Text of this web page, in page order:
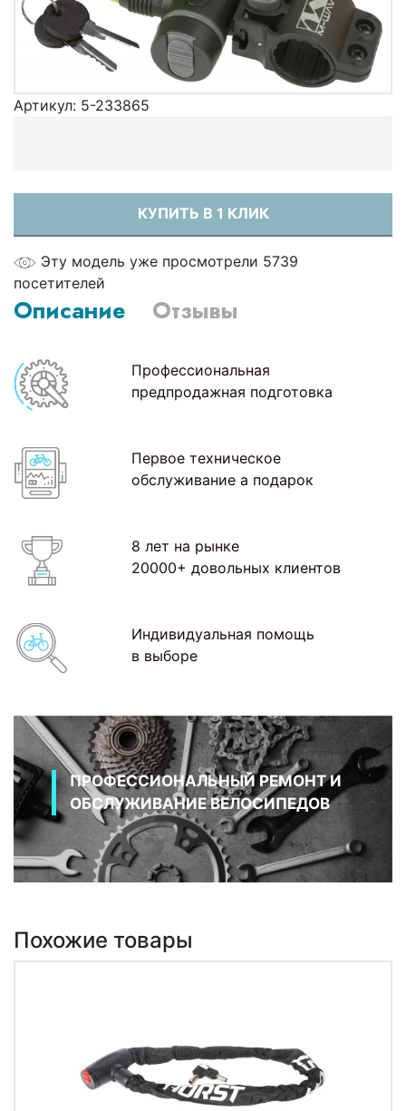
Артикул: 5-233865
КУПИТЬ В 1 КЛИК
Эту модель уже просмотрели 5739
посетителей
Описание Отзывы
Профессиональная
предпродажная подготовка
Первое техническое
обслуживание а подарок
8 лет на рынке
20000+ довольных клиентов
Индивидуальная помощь
в выборе
ПРОФЕССИОНАЛЬНЫЙ РЕМОНТ И
ОБСЛУЖИВАНИЕ ВЕЛОСИПЕДОВ
Похожие товары